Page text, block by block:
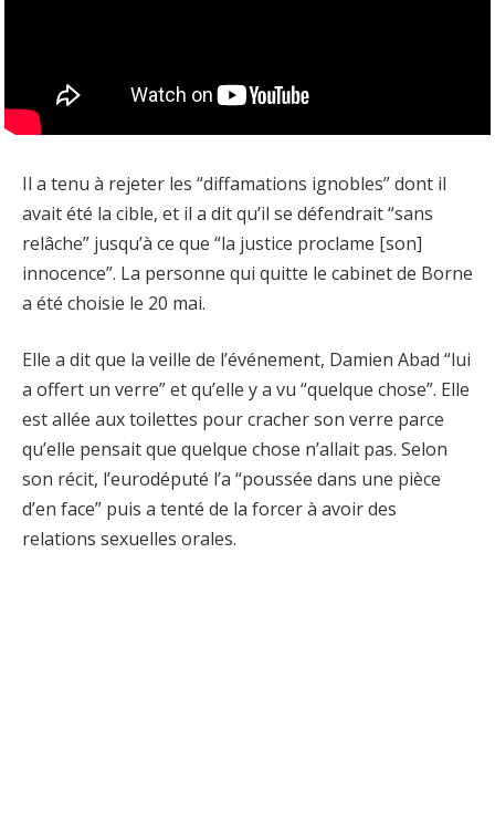
Il a tenu à rejeter les “diffamations ignobles” dont il
avait été la cible, et il a dit qu’il se défendrait “sans
relâche” jusqu’à ce que “la justice proclame [son]
innocence”. La personne qui quitte le cabinet de Borne
a été choisie le 20 mai.
Elle a dit que la veille de l’événement, Damien Abad “lui
a offert un verre” et qu’elle y a vu “quelque chose”. Elle
est allée aux toilettes pour cracher son verre parce
qu’elle pensait que quelque chose n’allait pas. Selon
son récit, l’eurodéputé l’a “poussée dans une pièce
d’en face” puis a tenté de la forcer à avoir des
relations sexuelles orales.